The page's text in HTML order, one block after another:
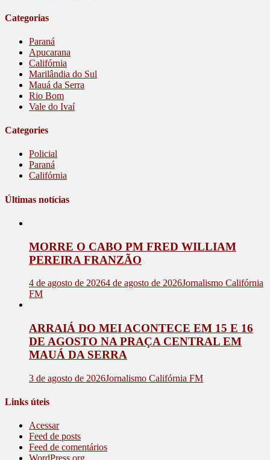
Categorias
Paraná
Apucarana
Califórnia
Marilândia do Sul
Mauá da Serra
Rio Bom
Vale do Ivaí
Categories
Policial
Paraná
Califórnia
Últimas notícias
MORRE O CABO PM FRED WILLIAM
PEREIRA FRANZÃO
4 de agosto de 20264 de agosto de 2026Jornalismo Califórnia
FM
ARRAIÁ DO MEI ACONTECE EM 15 E 16
DE AGOSTO NA PRAÇA CENTRAL EM
MAUÁ DA SERRA
3 de agosto de 2026Jornalismo Califórnia FM
Links úteis
Acessar
Feed de posts
Feed de comentários